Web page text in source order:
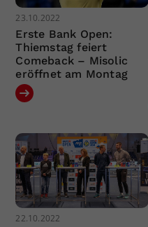
23.10.2022
Erste Bank Open:
Thiemstag feiert
Comeback – Misolic
eröffnet am Montag
22.10.2022